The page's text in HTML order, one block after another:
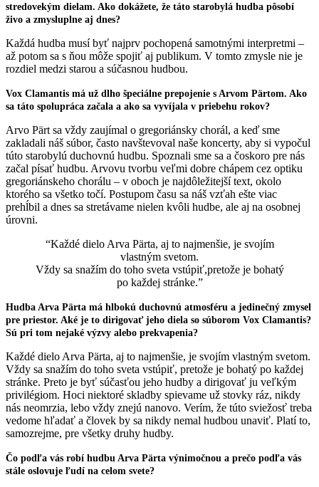
stredovekým dielam. Ako dokážete, že táto starobylá hudba pôsobí
živo a zmysluplne aj dnes?
Každá hudba musí byť najprv pochopená samotnými interpretmi –
až potom sa s ňou môže spojiť aj publikum. V tomto zmysle nie je
rozdiel medzi starou a súčasnou hudbou.
Vox Clamantis má už dlho špeciálne prepojenie s Arvom Pärtom. Ako
sa táto spolupráca začala a ako sa vyvíjala v priebehu rokov?
Arvo Pärt sa vždy zaujímal o gregoriánsky chorál, a keď sme
zakladali náš súbor, často navštevoval naše koncerty, aby si vypočul
túto starobylú duchovnú hudbu. Spoznali sme sa a čoskoro pre nás
začal písať hudbu. Arvovu tvorbu veľmi dobre chápem cez optiku
gregoriánskeho chorálu – v oboch je najdôležitejší text, okolo
ktorého sa všetko točí. Postupom času sa náš vzťah ešte viac
prehĺbil a dnes sa stretávame nielen kvôli hudbe, ale aj na osobnej
úrovni.
“Každé dielo Arva Pärta, aj to najmenšie, je svojím
vlastným svetom.
Vždy sa snažím do toho sveta vstúpiť,pretože je bohatý
po každej stránke.”
Hudba Arva Pärta má hlbokú duchovnú atmosféru a jedinečný zmysel
pre priestor. Aké je to dirigovať jeho diela so súborom Vox Clamantis?
Sú pri tom nejaké výzvy alebo prekvapenia?
Každé dielo Arva Pärta, aj to najmenšie, je svojím vlastným svetom.
Vždy sa snažím do toho sveta vstúpiť, pretože je bohatý po každej
stránke. Preto je byť súčasťou jeho hudby a dirigovať ju veľkým
privilégiom. Hoci niektoré skladby spievame už stovky ráz, nikdy
nás neomrzia, lebo vždy znejú nanovo. Verím, že túto sviežosť treba
vedome hľadať a človek by sa nikdy nemal hudbou unaviť. Platí to,
samozrejme, pre všetky druhy hudby.
Čo podľa vás robí hudbu Arva Pärta výnimočnou a prečo podľa vás
stále oslovuje ľudí na celom svete?